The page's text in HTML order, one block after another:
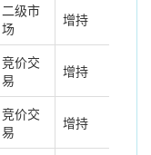
二级市
场
增持
竞价交
易
增持
竞价交
易
增持